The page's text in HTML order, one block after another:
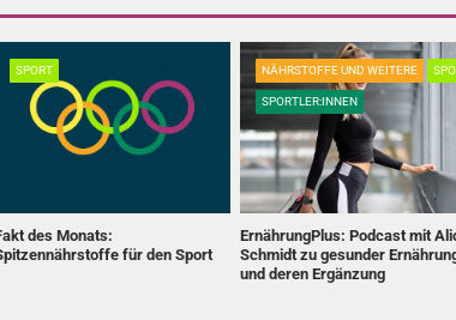
SPORT
des Monats:
für den Sport
NÄHRSTOFFE UND WEITERE
SPORTLER:INNEN
ErnährungPlus: Podcast mit
Schmidt zu gesunder
und deren Ergänzung